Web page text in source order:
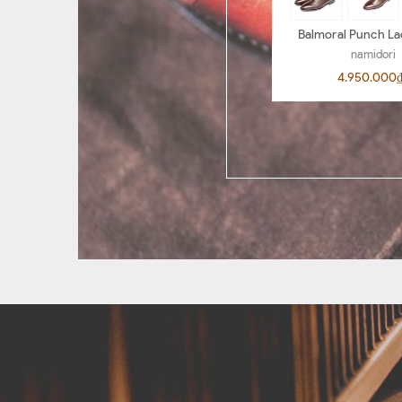
Balmoral Punch
BL04
namidori
4.950.000₫